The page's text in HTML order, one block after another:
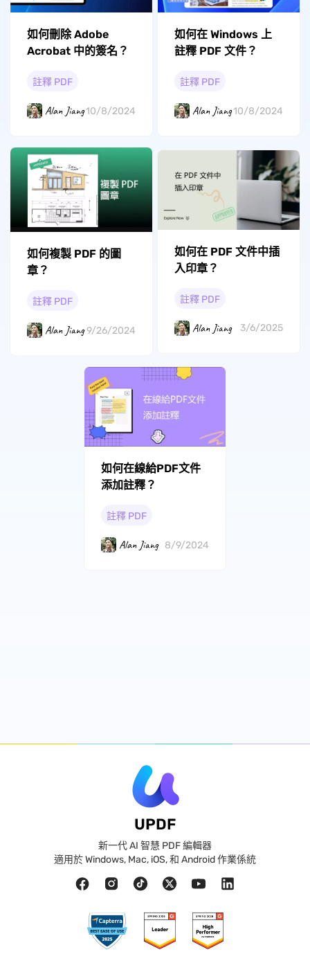
如何刪除 Adob​​e
Acrobat 中的簽名？
註釋 PDF
Alan Jiang10/8/2024
如何在 Windows 上
註釋 PDF 文件？
註釋 PDF
Alan Jiang10/8/2024
如何複製 PDF 的圖
章？
註釋 PDF
Alan Jiang9/26/2024
如何在 PDF 文件中插
入印章？
註釋 PDF
Alan Jiang 3/6/2025
如何在線給PDF文件
添加註釋？
註釋 PDF
Alan Jiang 8/9/2024
UPDF
新一代 AI 智慧 PDF 編輯器
適用於 Windows, Mac, iOS, 和 Android 作業係統